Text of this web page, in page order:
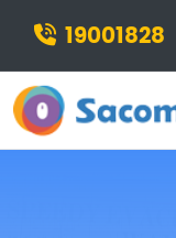
19001828